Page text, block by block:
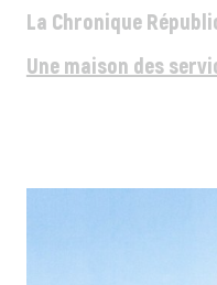
La Chronique
Une maison des